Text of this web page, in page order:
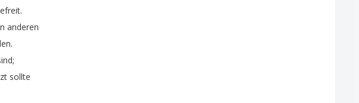
.
anderen
.
;
sollte